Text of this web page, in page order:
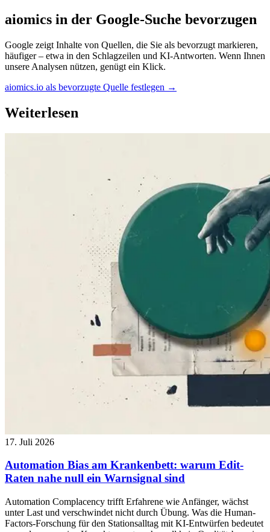
aiomics in der Google-Suche bevorzugen
Google zeigt Inhalte von Quellen, die Sie als bevorzugt markieren,
häufiger – etwa in den Schlagzeilen und KI-Antworten. Wenn Ihnen
unsere Analysen nützen, genügt ein Klick.
aiomics.io als bevorzugte Quelle festlegen →
Weiterlesen
17. Juli 2026
Automation Bias am Krankenbett: warum Edit-
Raten nahe null ein Warnsignal sind
Automation Complacency trifft Erfahrene wie Anfänger, wächst
unter Last und verschwindet nicht durch Übung. Was die Human-
Factors-Forschung für den Stationsalltag mit KI-Entwürfen bedeutet